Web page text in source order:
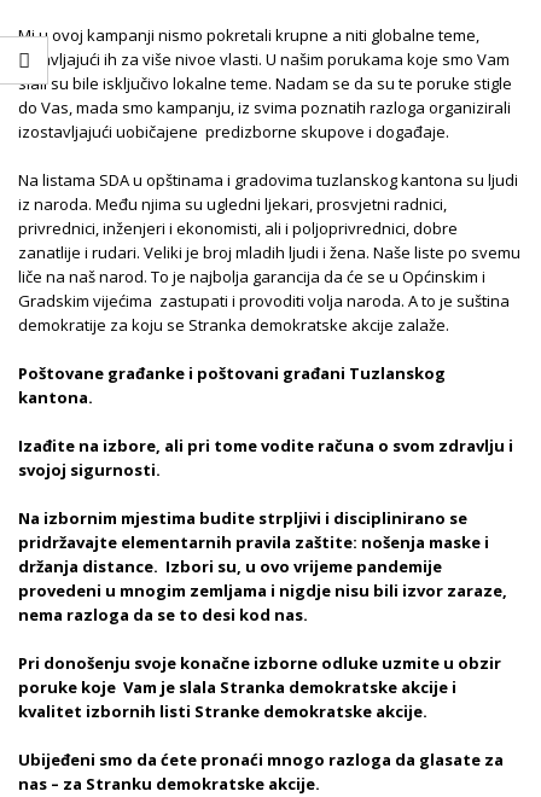
Mi u ovoj kampanji nismo pokretali krupne a niti globalne teme,
ostavljajući ih za više nivoe vlasti. U našim porukama koje smo Vam
slali su bile isključivo lokalne teme. Nadam se da su te poruke stigle
do Vas, mada smo kampanju, iz svima poznatih razloga organizirali
izostavljajući uobičajene predizborne skupove i događaje.
Na listama SDA u opštinama i gradovima tuzlanskog kantona su ljudi
iz naroda. Među njima su ugledni ljekari, prosvjetni radnici,
privrednici, inženjeri i ekonomisti, ali i poljoprivrednici, dobre
zanatlije i rudari. Veliki je broj mladih ljudi i žena. Naše liste po svemu
liče na naš narod. To je najbolja garancija da će se u Općinskim i
Gradskim vijećima zastupati i provoditi volja naroda. A to je suština
demokratije za koju se Stranka demokratske akcije zalaže.
Poštovane građanke i poštovani građani Tuzlanskog
kantona.
Izađite na izbore, ali pri tome vodite računa o svom zdravlju i
svojoj sigurnosti.
Na izbornim mjestima budite strpljivi i disciplinirano se
pridržavajte elementarnih pravila zaštite: nošenja maske i
držanja distance. Izbori su, u ovo vrijeme pandemije
provedeni u mnogim zemljama i nigdje nisu bili izvor zaraze,
nema razloga da se to desi kod nas.
Pri donošenju svoje konačne izborne odluke uzmite u obzir
poruke koje Vam je slala Stranka demokratske akcije i
kvalitet izbornih listi Stranke demokratske akcije.
Ubijeđeni smo da ćete pronaći mnogo razloga da glasate za
nas – za Stranku demokratske akcije.